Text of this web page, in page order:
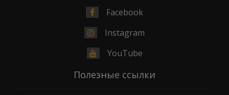
Facebook
Instagram
YouTube
Полезные ссылки